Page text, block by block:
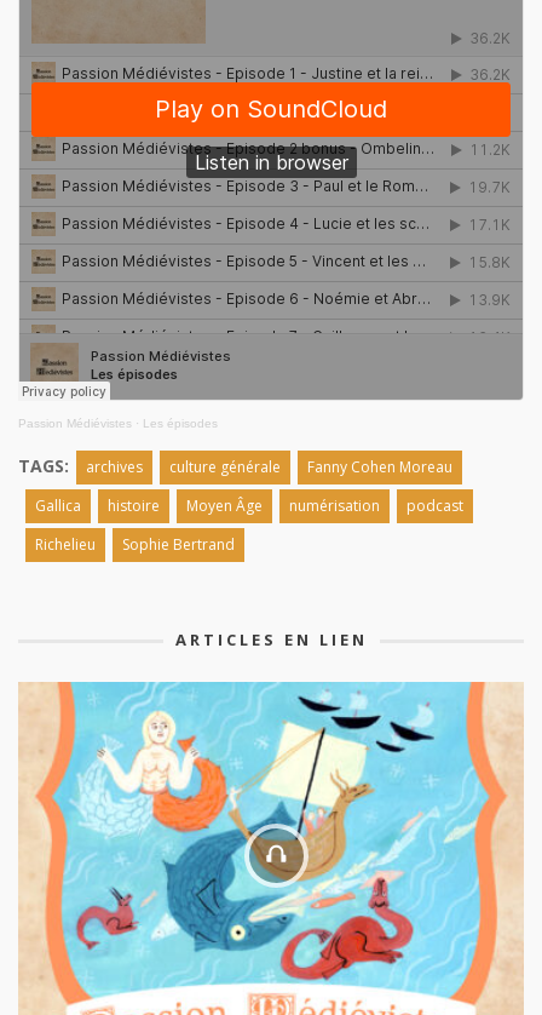
Passion Médiévistes · Les épisodes
TAGS: archives culture générale
Fanny Cohen Moreau
Gallica
histoire Moyen Âge numérisation
podcast
Richelieu
Sophie Bertrand
ARTICLES EN LIEN